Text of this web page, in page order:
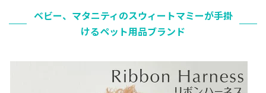
ベビー、マタニティのスウィートマミーが手掛
けるペット用品ブランド